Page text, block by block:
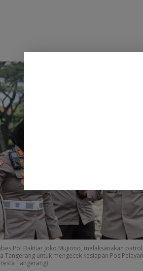
Pol Baktiar Joko Mujiono, melaksanakan
Tangerang untuk mengecek kesiapan Pos
Tangerang)